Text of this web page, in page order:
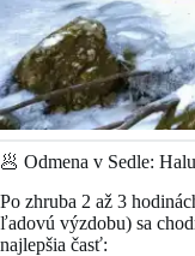
🥟 Odmena v Sedle:
Po zhruba 2 až 3
ľadovú výzdobu) sa
najlepšia časť: